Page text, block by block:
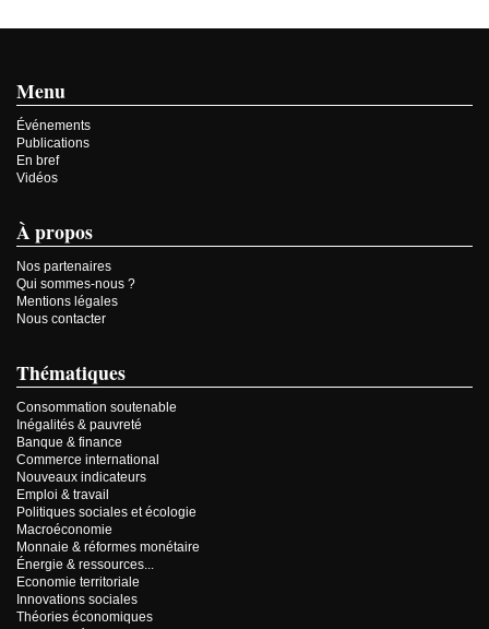
Menu
Événements
Publications
En bref
Vidéos
À propos
Nos partenaires
Qui sommes-nous ?
Mentions légales
Nous contacter
Thématiques
Consommation soutenable
Inégalités & pauvreté
Banque & finance
Commerce international
Nouveaux indicateurs
Emploi & travail
Politiques sociales et écologie
Macroéconomie
Monnaie & réformes monétaire
Énergie & ressources...
Economie territoriale
Innovations sociales
Théories économiques